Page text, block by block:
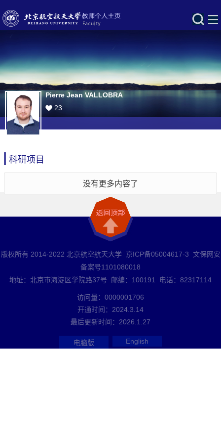
Pierre Jean VALLOBRA
23
科研项目
没有更多内容了
版权所有 2014-2022 北京航空航天大学 京ICP备05004617-3 文保网安
备案号1101080018
地址：北京市海淀区学院路37号 邮编：100191 电话：82317114
访问量： 0000001706
开通时间： 2024 3 14
最后更新时间： 2026 1 27
电脑版 English